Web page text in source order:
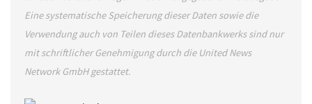
Eine systematische Speicherung dieser Daten sowie die
Verwendung auch von Teilen dieses Datenbankwerks sind nur
mit schriftlicher Genehmigung durch die United News
Network GmbH gestattet.